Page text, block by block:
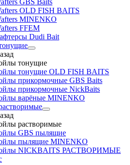
GBS Baits
OLD FISH BAITS
MINENKO
FFEM
Dudi Bait
тонущие
тонущие OLD FISH BAITS
прикормочные GBS Baits
прикормочные NickBaits
варёные MINENKO
растворимые
GBS пылящие
пылящие MINENKO
NICKBAITS РАСТВОРИМЫЕ